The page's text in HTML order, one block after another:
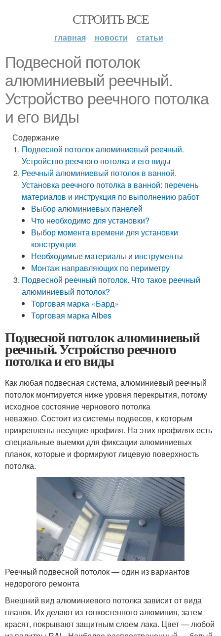
СТРОИТЬ ВСЕ
главная новости статьи
Подвесной потолок
алюминиевый реечный.
Устройство реечного потолка
и его виды
Содержание
Подвесной потолок алюминиевый реечный.
Устройство реечного потолка и его виды
Реечный алюминиевый потолок в ванной.
Установка реечного потолка в ванной: перечень
материалов и инструкция по выполнению работ
Выбор алюминиевых панелей
Что необходимо для установки?
Выбор момента времени для установки
конструкции
Необходимые материалы и инструменты
Монтаж направляющих по периметру
Подвесной реечный потолок. Что такое реечный
алюминиевый потолок?
Торговая марка «Бард»
Торговая марка Albes
Подвесной потолок алюминиевый
реечный. Устройство реечного
потолка и его виды
Как любая подвесная система, алюминиевый реечный
потолок монтируется ниже уровня перекрытия, потому
исходное состояние чернового потолка
неважно. Состоит из системы подвесов, к которым
прикреплены несущие профиля. На этих профилях есть
специальные выемки для фиксации алюминиевых
планок, которые и формируют лицевую поверхность
потолка.
Реечный подвесной потолок — один из вариантов
недорогого ремонта
Внешний вид алюминиевого потолка зависит от вида
планок. Их делают из тонкостенного алюминия, затем
красят, покрывают защитным слоем лака. Цвет — любой